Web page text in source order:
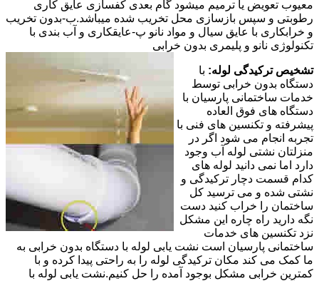
معیوب تعویض یا ترمیم میشود گام بعدی کفسازی عایق کاری
رطوبتی و سپس بازسازی محل تخریب شده میباشد.ب-بدون تخریب
و خرابکاری با عایق سیال و مواد نانو پ-عایقکاری و آب بندی با
تکنولوژی نانو و پلیمری بدون خرابی
تشخیص ترکیدگی لوله: با
دستگاه بدون خرابی توسط
خدمات ساختمانی پارسیان با
دستگاه های فوق العاده
پیشرفته و تکنسین های فنی با
تجربه انجام می شود اگر در
منزلتان نشتی لوله آب وجود
دارد اما نمی دانید لوله های
کدام قسمت دچار ترکیدگی و
نشتی شده و می ترسید کل
ساختمان را خراب کنید دست
نگه دارید راه چاره این مشکل
نزد تکنسین های خدمات
ساختمانی پارسیان است نشت یابی لوله با دستگاه بدون خرابی به
ما کمک می کند مکان ترکیدگی لوله را به راحتی پیدا کرده و با
کمترین خرابی مشکل بوجود آمده را حل کنیم.نشت یابی لوله با